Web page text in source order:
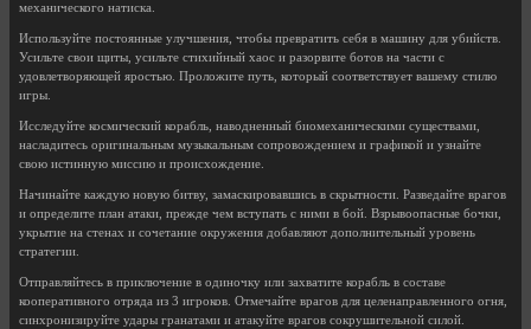
механического натиска.
Используйте постоянные улучшения, чтобы превратить себя в машину для убийств.
Усильте свои щиты, усильте стихийный хаос и разорвите ботов на части с
удовлетворяющей яростью. Проложите путь, который соответствует вашему стилю
игры.
Исследуйте космический корабль, наводненный биомеханическими существами,
насладитесь оригинальным музыкальным сопровождением и графикой и узнайте
свою истинную миссию и происхождение.
Начинайте каждую новую битву, замаскировавшись в скрытности. Разведайте врагов
и определите план атаки, прежде чем вступать с ними в бой. Взрывоопасные бочки,
укрытие на стенах и сочетание окружения добавляют дополнительный уровень
стратегии.
Отправляйтесь в приключение в одиночку или захватите корабль в составе
кооперативного отряда из 3 игроков. Отмечайте врагов для целенаправленного огня,
синхронизируйте удары гранатами и атакуйте врагов сокрушительной силой.